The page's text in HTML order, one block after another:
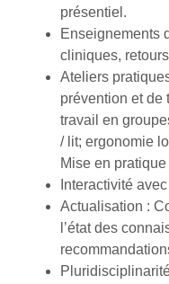
présentiel.
Enseignements
cliniques,
Ateliers
prévention et de
travail en
/ lit; ergonomie
Mise en
Interactivité
Actualisation :
l’état des